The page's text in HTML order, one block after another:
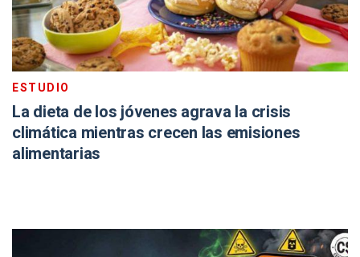
ESTUDIO
La dieta de los jóvenes agrava la crisis
climática mientras crecen las emisiones
alimentarias